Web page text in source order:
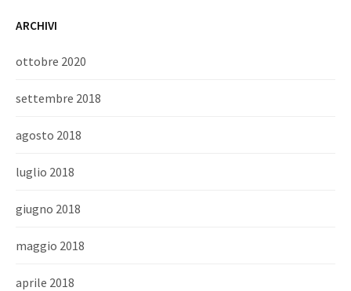
ARCHIVI
ottobre 2020
settembre 2018
agosto 2018
luglio 2018
giugno 2018
maggio 2018
aprile 2018